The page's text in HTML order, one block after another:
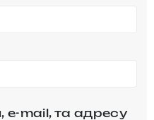
e-mail, та адресу